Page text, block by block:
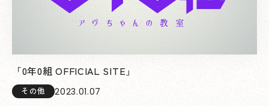
「0年0組 OFFICIAL SITE」
その他 2023.01.07